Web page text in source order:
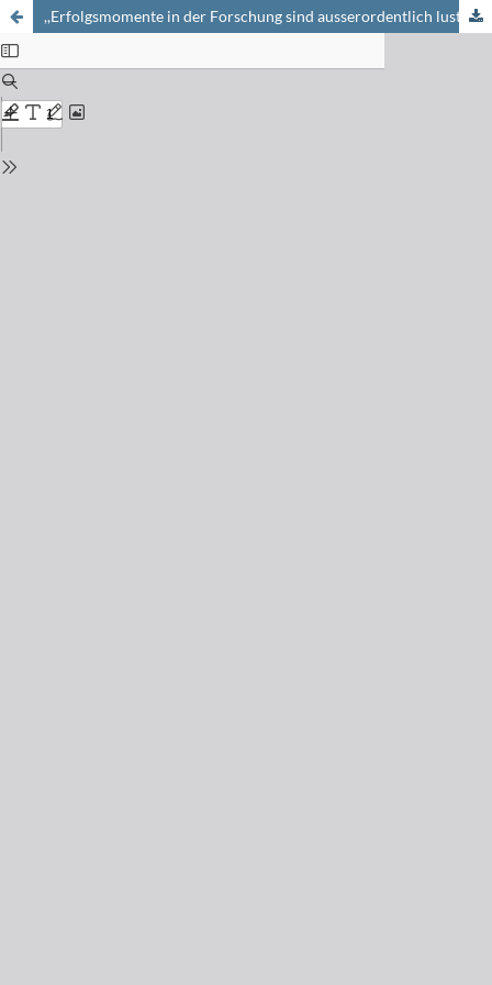
,,Erfolgsmomente in der Forschung sind ausserordentlich lustvoll!“